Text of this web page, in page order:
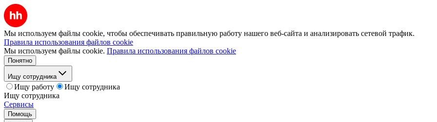
Мы используем файлы cookie, чтобы обеспечивать правильную работу нашего веб-сайта и анализировать сетевой трафик.
Правила использования файлов cookie
Мы используем файлы cookie. Правила использования файлов cookie
Понятно
Ищу сотрудника
Ищу работу
Ищу сотрудника
Ищу сотрудника
Сервисы
Помощь